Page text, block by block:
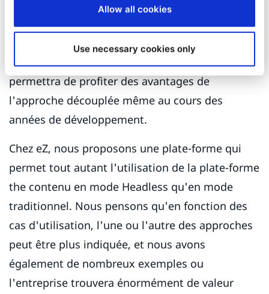
Allow all cookies
Use necessary cookies only
développer consciemment des fonctionnalités à
usage unique. Divisez les capacités complexes
en services réutilisables qui ne sont liés à
aucune couche d'affichage donnée. Cela vous
permettra de profiter des avantages de
l'approche découplée même au cours des
années de développement.
Chez eZ, nous proposons une plate-forme qui
permet tout autant l'utilisation de la plate-forme
the contenu en mode Headless qu'en mode
traditionnel. Nous pensons qu'en fonction des
cas d'utilisation, l'une ou l'autre des approches
peut être plus indiquée, et nous avons
également de nombreux exemples ou
l'entreprise trouvera énormément de valeur